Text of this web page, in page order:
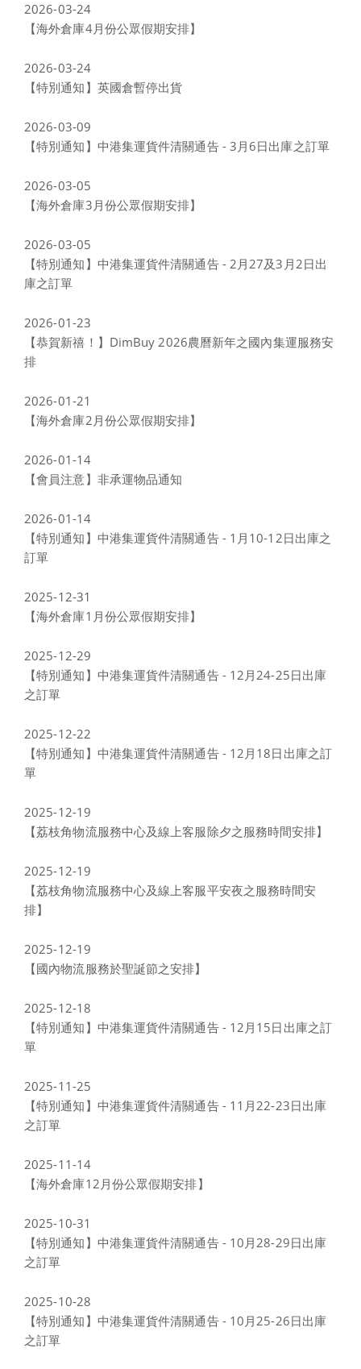
2026-03-24
【海外倉庫4月份公眾假期安排】
2026-03-24
【特別通知】英國倉暫停出貨
2026-03-09
【特別通知】中港集運貨件清關通告 - 3月6日出庫之訂單
2026-03-05
【海外倉庫3月份公眾假期安排】
2026-03-05
【特別通知】中港集運貨件清關通告 - 2月27及3月2日出
庫之訂單
2026-01-23
【恭賀新禧！】DimBuy 2026農曆新年之國內集運服務安
排
2026-01-21
【海外倉庫2月份公眾假期安排】
2026-01-14
【會員注意】非承運物品通知
2026-01-14
【特別通知】中港集運貨件清關通告 - 1月10-12日出庫之
訂單
2025-12-31
【海外倉庫1月份公眾假期安排】
2025-12-29
【特別通知】中港集運貨件清關通告 - 12月24-25日出庫
之訂單
2025-12-22
【特別通知】中港集運貨件清關通告 - 12月18日出庫之訂
單
2025-12-19
【荔枝角物流服務中心及線上客服除夕之服務時間安排】
2025-12-19
【荔枝角物流服務中心及線上客服平安夜之服務時間安
排】
2025-12-19
【國內物流服務於聖誕節之安排】
2025-12-18
【特別通知】中港集運貨件清關通告 - 12月15日出庫之訂
單
2025-11-25
【特別通知】中港集運貨件清關通告 - 11月22-23日出庫
之訂單
2025-11-14
【海外倉庫12月份公眾假期安排】
2025-10-31
【特別通知】中港集運貨件清關通告 - 10月28-29日出庫
之訂單
2025-10-28
【特別通知】中港集運貨件清關通告 - 10月25-26日出庫
之訂單